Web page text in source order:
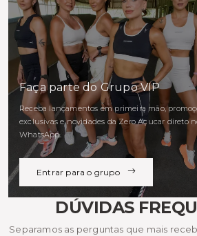
Faça parte do Grupo VIP
Receba lançamentos em primeira mão,
exclusivas e novidades da Zero Açucar direto
WhatsApp.
Entrar para o grupo
DÚVIDAS
Separamos as perguntas que mais